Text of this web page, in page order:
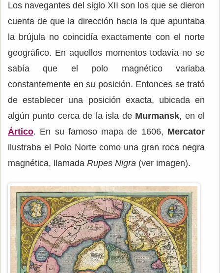
Los navegantes del siglo XII son los que se dieron
cuenta de que la dirección hacia la que apuntaba
la brújula no coincidía exactamente con el norte
geográfico. En aquellos momentos todavía no se
sabía que el polo magnético variaba
constantemente en su posición. Entonces se trató
de establecer una posición exacta, ubicada en
algún punto cerca de la isla deMurmansk, en el
Ártico. En su famoso mapa de 1606, Mercator
ilustraba el Polo Norte como una gran roca negra
magnética, llamada Rupes Nigra (ver imagen).